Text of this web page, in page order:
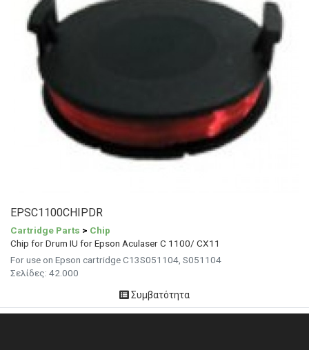
EPSC1100CHIPDR
Cartridge Parts > Chip
Chip for Drum IU for Epson Aculaser C 1100/ CX11
For use on Epson cartridge C13S051104, S051104
Σελίδες: 42.000
Συμβατότητα